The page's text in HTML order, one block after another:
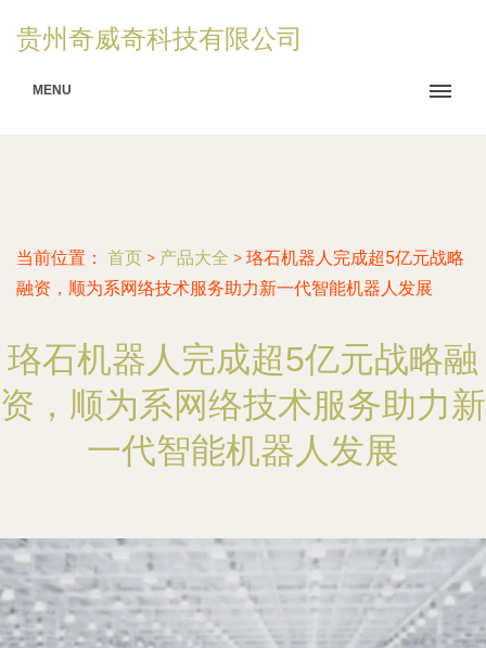
贵州奇威奇科技有限公司
MENU
当前位置： 首页 > 产品大全 > 珞石机器人完成超5亿元战略
融资，顺为系网络技术服务助力新一代智能机器人发展
珞石机器人完成超5亿元战略融
资，顺为系网络技术服务助力新
一代智能机器人发展